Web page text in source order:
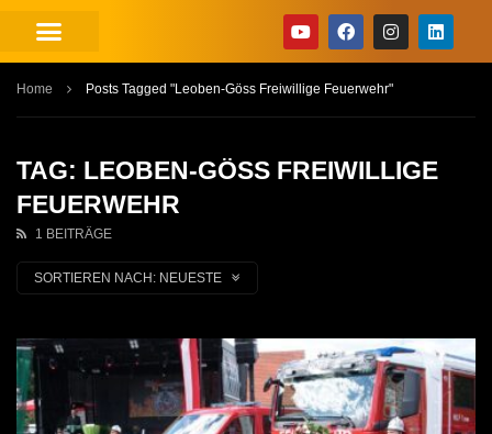
Home Posts Tagged "Leoben-Göss Freiwillige Feuerwehr"
TAG: LEOBEN-GÖSS FREIWILLIGE
FEUERWEHR
1 BEITRÄGE
SORTIEREN NACH: NEUESTE